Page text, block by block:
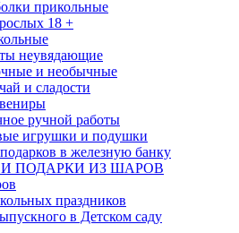
прикольные
18 +
неувядающие
и необычные
и сладости
ручной работы
игрушки и подушки
в железную банку
ПОДАРКИ ИЗ ШАРОВ
праздников
в Детском саду